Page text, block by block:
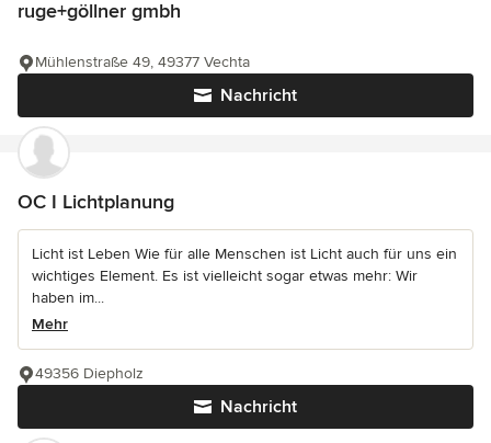
ruge+göllner gmbh
Nachricht
Mühlenstraße 49, 49377 Vechta
OC I Lichtplanung
Licht ist Leben Wie für alle Menschen ist Licht auch für uns ein
wichtiges Element. Es ist vielleicht sogar etwas mehr: Wir
haben im...
Mehr
Nachricht
49356 Diepholz